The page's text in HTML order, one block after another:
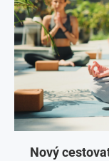
Nový